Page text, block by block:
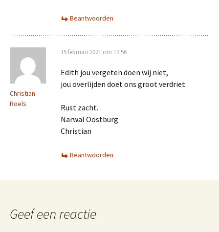
Beantwoorden
Christian
Roels
15 februari 2021 om 13:56
Edith jou vergeten doen wij niet,
jou overlijden doet ons groot verdriet.
Rust zacht.
Narwal Oostburg
Christian
Beantwoorden
Geef een reactie